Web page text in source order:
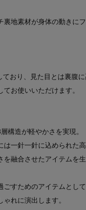
裏地素材が身体の動きに
おり、見た目とは裏腹に
お使いいただけます。
構造が軽やかさを実現。
一針一針に込められた
融合させたアイテムを生
すためのアイテムとして
れに演出します。